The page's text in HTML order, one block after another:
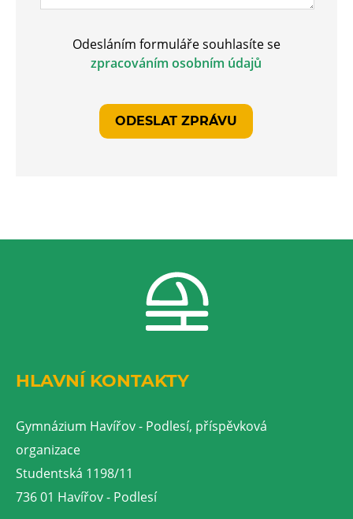
Odesláním formuláře souhlasíte se
zpracováním osobním údajů
ODESLAT ZPRÁVU
HLAVNÍ KONTAKTY
Gymnázium Havířov - Podlesí, příspěvková
organizace
Studentská 1198/11
736 01 Havířov - Podlesí